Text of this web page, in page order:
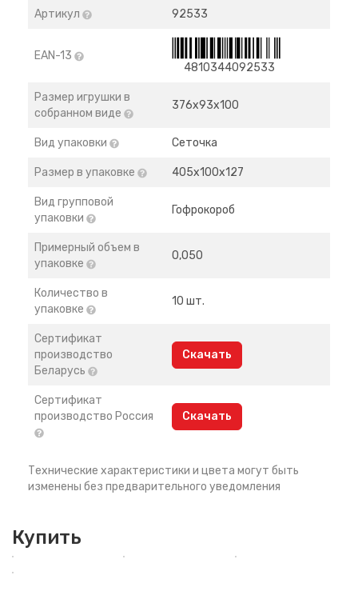
Артикул 92533
EAN-13
4810344092533
Размер игрушки в
собранном виде
376х93х100
Вид упаковки Сеточка
Размер в упаковке 405х100х127
Вид групповой
упаковки
Гофрокороб
Примерный объем в
упаковке
0,050
Количество в
упаковке
10 шт.
Сертификат
производство
Беларусь
Скачать
Сертификат
производство Россия
Скачать
Технические характеристики и цвета могут быть
изменены без предварительного уведомления
Купить